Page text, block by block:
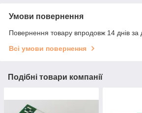
Умови повернення
Повернення товару впродовж 14 днів за
Всі умови повернення
Подібні товари компанії